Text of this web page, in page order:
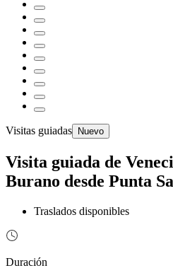
Visitas guiadas Nuevo
Visita guiada de
Burano desde Punta
Traslados disponibles
Duración